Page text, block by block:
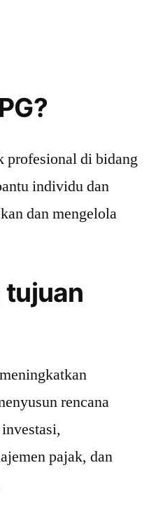
profesional di bidang
individu dan
dan mengelola
tujuan
rencana
pajak, dan